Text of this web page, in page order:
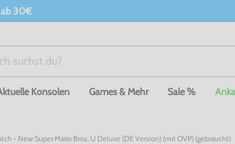
ab 30€
Konsolen Games & Mehr Sale %
- New Super Mario Bros. U Deluxe (DE Version) (mit OVP) (gebraucht)